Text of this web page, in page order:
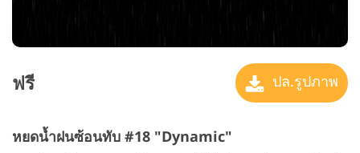
ฟรี ปล.รูปภาพ
หยดน้ำฝนซ้อนทับ #18 "Dynamic"